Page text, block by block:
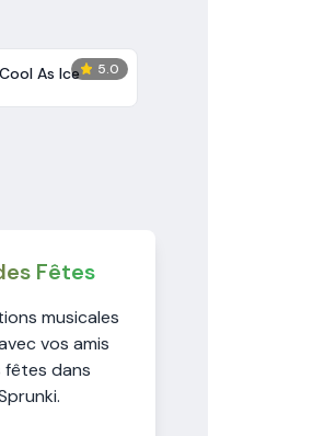
5.0
As Ice
Fêtes
musicales
vos amis
fêtes dans